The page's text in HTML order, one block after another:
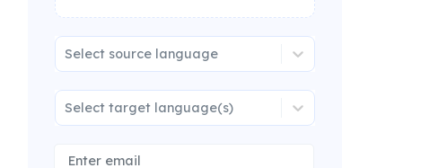
Select source language
Select target language(s)